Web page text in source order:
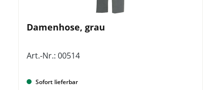
Damenhose, grau
Art.-Nr.: 00514
Sofort lieferbar